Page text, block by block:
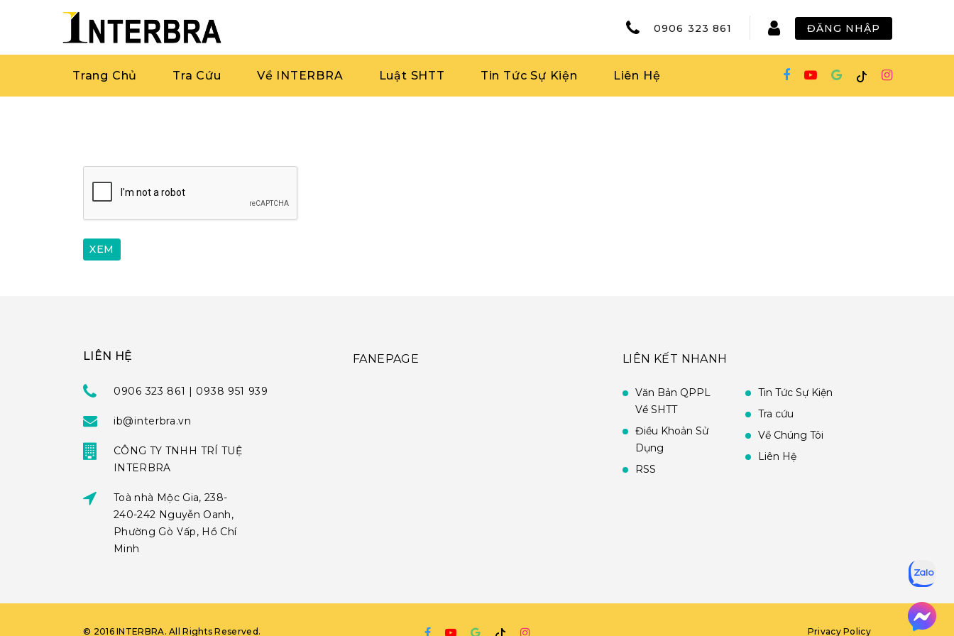
0906 323 861 ĐĂNG NHẬP
Trang Chủ Tra Cứu Về INTERBRA Luật SHTT Tin Tức Sự Kiện Liên Hệ
LIÊN HỆ
0906 323 861 | 0938 951 939
ib@interbra.vn
CÔNG TY TNHH TRÍ TUỆ
INTERBRA
Toà nhà Mộc Gia, 238-
240-242 Nguyễn Oanh,
Phường Gò Vấp, Hồ Chí
Minh
FANEPAGE LIÊN KẾT NHANH
Văn Bản QPPL
Về SHTT
Điều Khoản Sử
Dụng
RSS
Tin Tức Sự Kiện
Tra cứu
Về Chúng Tôi
Liên Hệ
© 2016 INTERBRA. All Rights Reserved. Privacy Policy